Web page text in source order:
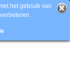
het gebruik van